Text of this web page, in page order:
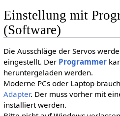
Einstellung mit
(Software)
Die Ausschläge der Servos
eingestellt. Der Programmer
heruntergeladen werden.
Moderne PCs oder Laptop
Adapter. Der muss vorher mit
installiert werden.